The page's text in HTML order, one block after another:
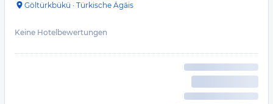
Göltürkbükü · Türkische Ägäis
Keine Hotelbewertungen